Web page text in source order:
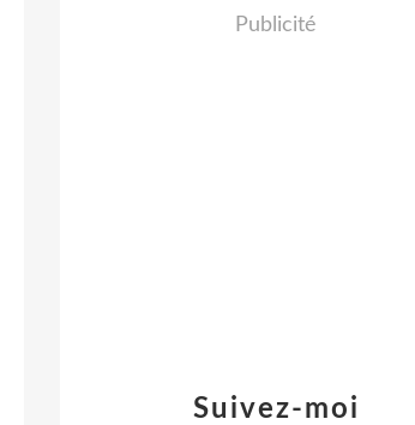
Suivez-moi
Publicité